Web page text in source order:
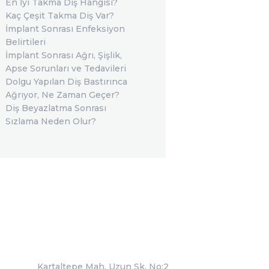
En İyi Takma Diş Hangisi?
Kaç Çeşit Takma Diş Var?
İmplant Sonrası Enfeksiyon
Belirtileri
İmplant Sonrası Ağrı, Şişlik,
Apse Sorunları ve Tedavileri
Dolgu Yapılan Diş Bastırınca
Ağrıyor, Ne Zaman Geçer?
Diş Beyazlatma Sonrası
Sızlama Neden Olur?